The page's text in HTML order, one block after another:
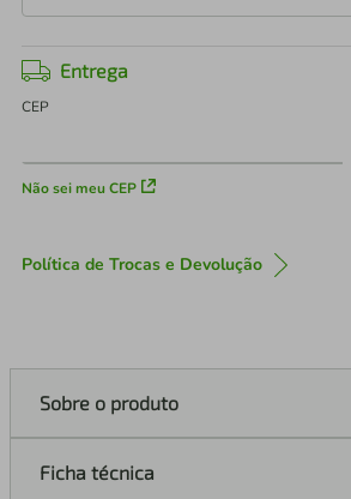
Entrega
CEP
Não sei meu CEP
Política de Trocas e Devolução
Sobre o produto
Ficha técnica